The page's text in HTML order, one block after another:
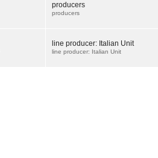
producers
producers
line producer: Italian Unit
line producer: Italian Unit